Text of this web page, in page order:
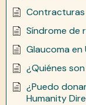
Contracturas
Síndrome de
Glaucoma en
¿Quiénes
¿Puedo
Humanity